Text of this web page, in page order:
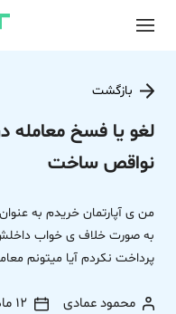
بازگشت
لغو یا فسخ
نواقص ساخت
به صورت خلاف ی خواب داخلش
پرداخت نکردم آیا میتونم
محمود عمادی 12 ماه پیش